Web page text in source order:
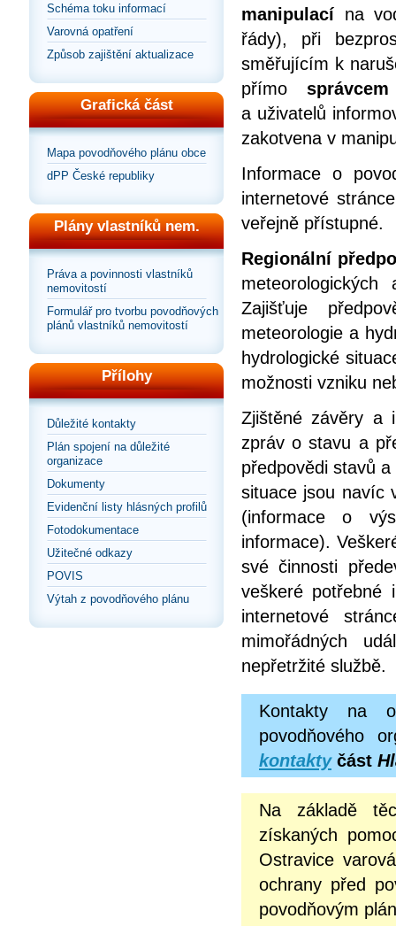
Schéma toku informací
Varovná opatření
Způsob zajištění aktualizace
Grafická část
Mapa povodňového plánu obce
dPP České republiky
Plány vlastníků nem.
Práva a povinnosti vlastníků
nemovitostí
Formulář pro tvorbu povodňových
plánů vlastníků nemovitostí
Přílohy
Důležité kontakty
Plán spojení na důležité
organizace
Dokumenty
Evidenční listy hlásných profilů
Fotodokumentace
Užitečné odkazy
POVIS
Výtah z povodňového plánu
manipulací na
řády), při
směřujícím k
přímo
a uživatelů
zakotvena v
Informace o
internetové
veřejně přístupné.
Regionální
Zajišťuje
meteorologie a
hydrologické
možnosti vzniku
Zjištěné závěry a
zpráv o stavu a
předpovědi stavů
situace jsou navíc
(informace o
informace).
své činnosti
veškeré potřebné
internetové
mimořádných
nepřetržité službě.
Kontakty na
povodňového
kontaktyčást
Na základě
získaných
Ostravice
ochrany před
povodňovým